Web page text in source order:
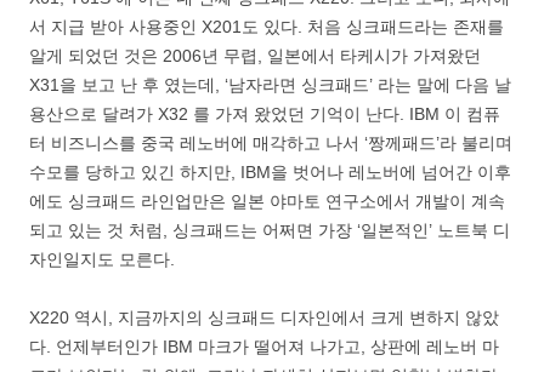
서 지급 받아 사용중인 X201도 있다. 처음 싱크패드라는 존재를
알게 되었던 것은 2006년 무렵, 일본에서 타케시가 가져왔던
X31을 보고 난 후 였는데, ‘남자라면 싱크패드’ 라는 말에 다음 날
용산으로 달려가 X32 를 가져 왔었던 기억이 난다. IBM 이 컴퓨
터 비즈니스를 중국 레노버에 매각하고 나서 ‘짱께패드’라 불리며
수모를 당하고 있긴 하지만, IBM을 벗어나 레노버에 넘어간 이후
에도 싱크패드 라인업만은 일본 야마토 연구소에서 개발이 계속
되고 있는 것 처럼, 싱크패드는 어쩌면 가장 ‘일본적인’ 노트북 디
자인일지도 모른다.
X220 역시, 지금까지의 싱크패드 디자인에서 크게 변하지 않았
다. 언제부터인가 IBM 마크가 떨어져 나가고, 상판에 레노버 마